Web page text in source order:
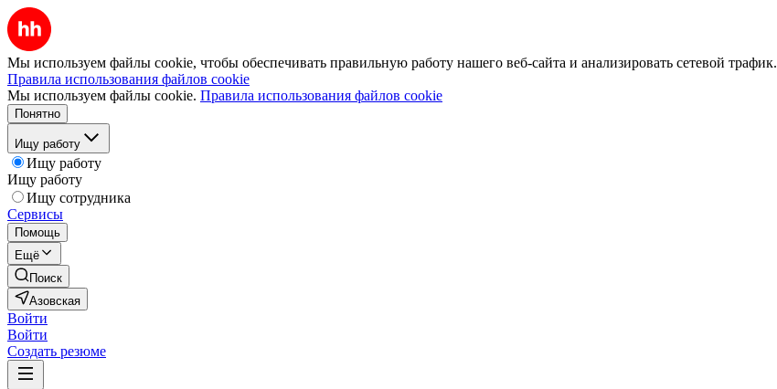
Мы используем файлы cookie, чтобы обеспечивать правильную работу нашего веб-сайта и анализировать сетевой трафик.
Правила использования файлов cookie
Мы используем файлы cookie. Правила использования файлов cookie
Понятно
Ищу работу
Ищу работу
Ищу работу
Ищу сотрудника
Сервисы
Помощь
Ещё
Поиск
Азовская
Войти
Войти
Создать резюме